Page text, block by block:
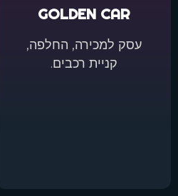
GOLDEN CAR
עסק למכירה, החלפה,
קניית רכבים.